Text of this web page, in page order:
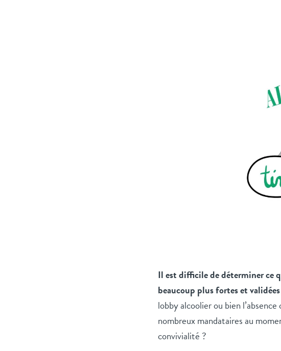
Il est difficile de déterminer ce
beaucoup plus fortes et
lobby alcoolier ou bien
nombreux mandataires au
convivialité ?